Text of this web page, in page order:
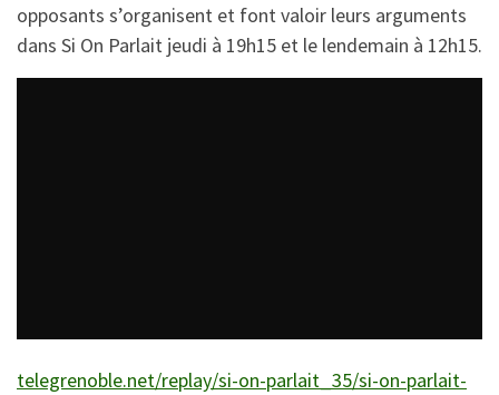
opposants s’organisent et font valoir leurs arguments
dans Si On Parlait jeudi à 19h15 et le lendemain à 12h15.
telegrenoble.net/replay/si-on-parlait_35/si-on-parlait-